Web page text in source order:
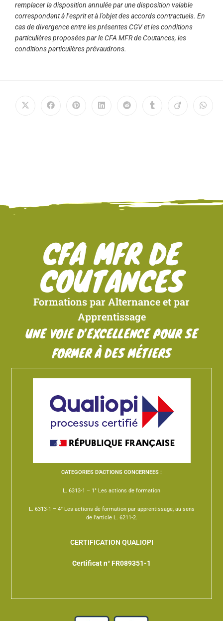
remplacer la disposition annulée par une disposition valable
correspondant à l’esprit et à l’objet des accords contractuels. En
cas de divergence entre les présentes CGV et les conditions
particulières proposées par le CFA MFR de Coutances, les
conditions particulières prévaudrons.
CFA MFR DE
COUTANCES
Formations par Alternance et par
Apprentissage
UNE VOIE D’EXCELLENCE POUR SE
FORMER À DES MÉTIERS
CATEGORIES D’ACTIONS CONCERNEES :
L. 6313-1 – 1° Les actions de formation
L. 6313-1 – 4° Les actions de formation par apprentissage, au sens
de l’article L. 6211-2.
CERTIFICATION QUALIOPI
Certificat n° FR089351-1